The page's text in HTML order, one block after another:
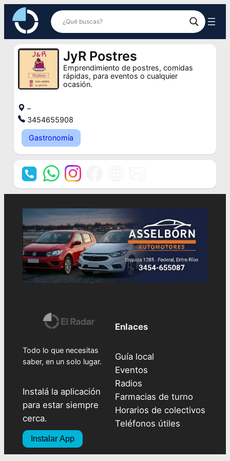
Saltar
contenido
JyR Postres
Emprendimiento de postres, comidas
rápidas, para eventos o cualquier
ocasión.
–
3454655908
Gastronomía
Todo lo que necesitas
saber, en un solo lugar.
Instalá la aplicación
para estar siempre
cerca.
Instalar App
Enlaces
Guía local
Eventos
Radios
Farmacias de turno
Horarios de colectivos
Teléfonos útiles